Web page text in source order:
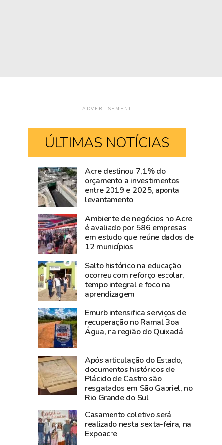
ADVERTISEMENT
ÚLTIMAS NOTÍCIAS
Bairro
de
Sena
Madureira
está
entre
os
20
menos
populosos
da
Região
Norte,
aponta
Censo
do
IBGE
Super
Niño
ameaça
Amazônia
Ocidental:
Acre
projeta
crescimento
de
4%
do
PIB
liderou
empregos
com
alta
de
0,77%
em
Acre destinou 7,1% do
orçamento a investimentos
entre 2019 e 2025, aponta
levantamento
Ambiente de negócios no Acre
é avaliado por 586 empresas
em estudo que reúne dados de
12 municípios
Salto histórico na educação
ocorreu com reforço escolar,
tempo integral e foco na
aprendizagem
Emurb intensifica serviços de
recuperação no Ramal Boa
Água, na região do Quixadá
Após articulação do Estado,
documentos históricos de
Plácido de Castro são
resgatados em São Gabriel, no
Rio Grande do Sul
Casamento coletivo será
realizado nesta sexta-feira, na
Expoacre